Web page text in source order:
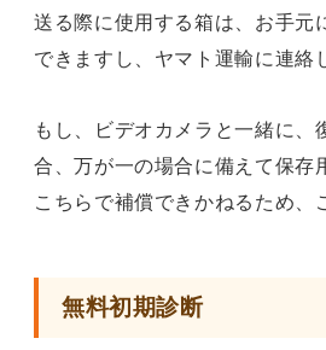
送る際に使用する箱は、お手元
できますし、ヤマト運輸に連絡
もし、ビデオカメラと一緒に
合、万が一の場合に備えて保存
こちらで補償できかねるため、
無料初期診断